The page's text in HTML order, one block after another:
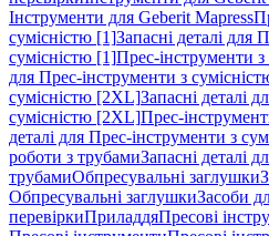
Інструменти для Geberit Mapress
сумісністю [1]Запасні деталі для
сумісністю [1]Прес-інструменти
для Прес-інструменти з
сумісністю [2XL]Запасні деталі
сумісністю [2XL]Прес-
деталі для Прес-інструменти з
роботи з трубамиЗапасні деталі
трубамиОбпресувальні заглушки
Обпресувальні заглушкиЗасоби
перевіркиПриладдяПресові